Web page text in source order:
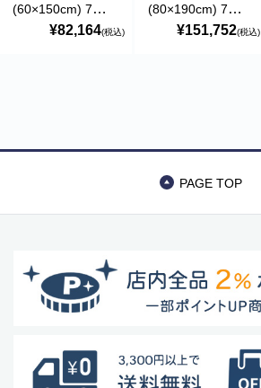
(60×150cm) 7種類
の天然石¥82,164(税込)
(80×190cm) 7種類
の天然石 36フォト
つのチャクラ
¥151,752(税込)
商品カテゴリー
ペットフード・グッズ
PAGE TOP